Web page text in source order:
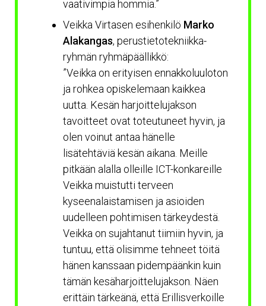
vaativimpia hommia.”
Veikka Virtasen esihenkilö Marko
Alakangas, perustietotekniikka-
ryhmän ryhmäpäällikkö:
”Veikka on erityisen ennakkoluuloton
ja rohkea opiskelemaan kaikkea
uutta. Kesän harjoittelujakson
tavoitteet ovat toteutuneet hyvin, ja
olen voinut antaa hänelle
lisätehtäviä kesän aikana. Meille
pitkään alalla olleille ICT-konkareille
Veikka muistutti terveen
kyseenalaistamisen ja asioiden
uudelleen pohtimisen tärkeydestä.
Veikka on sujahtanut tiimiin hyvin, ja
tuntuu, että olisimme tehneet töitä
hänen kanssaan pidempäänkin kuin
tämän kesäharjoittelujakson. Näen
erittäin tärkeänä, että Erillisverkoille